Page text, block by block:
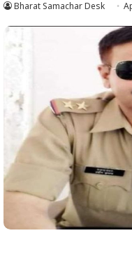
Bharat Samachar Desk